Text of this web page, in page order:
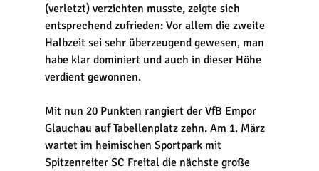
(verletzt) verzichten musste, zeigte sich
entsprechend zufrieden: Vor allem die zweite
Halbzeit sei sehr überzeugend gewesen, man
habe klar dominiert und auch in dieser Höhe
verdient gewonnen.
Mit nun 20 Punkten rangiert der VfB Empor
Glauchau auf Tabellenplatz zehn. Am 1. März
wartet im heimischen Sportpark mit
Spitzenreiter SC Freital die nächste große